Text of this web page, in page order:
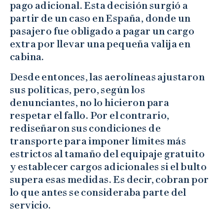
pago adicional. Esta decisión surgió a
partir de un caso en España, donde un
pasajero fue obligado a pagar un cargo
extra por llevar una pequeña valija en
cabina.
Desde entonces, las aerolíneas ajustaron
sus políticas, pero, según los
denunciantes, no lo hicieron para
respetar el fallo. Por el contrario,
rediseñaron sus condiciones de
transporte para imponer límites más
estrictos al tamaño del equipaje gratuito
y establecer cargos adicionales si el bulto
supera esas medidas. Es decir, cobran por
lo que antes se consideraba parte del
servicio.